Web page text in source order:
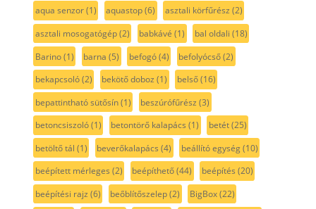
aqua senzor(1) aquastop(6) asztali körfűrész (2)
asztali mosogatógép(2) babkávé (1) bal oldali (18)
Barino(1) barna (5) befogó(4) befolyócső(2)
bekapcsoló(2) bekötő doboz (1) belső(16)
bepattintható sütősín(1) beszúrófűrész (3)
betoncsiszoló(1) betontörő kalapács (1) betét(25)
betöltő tál (1) beverőkalapács (4) beállító egység(10)
beépített mérleges (2) beépíthető(44) beépítés (20)
beépítési rajz (6) beőblítőszelep(2) BigBox(22)